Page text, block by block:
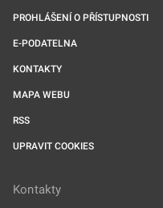
PROHLÁŠENÍ O PŘÍSTUPNOSTI
E-PODATELNA
KONTAKTY
MAPA WEBU
RSS
UPRAVIT COOKIES
Kontakty